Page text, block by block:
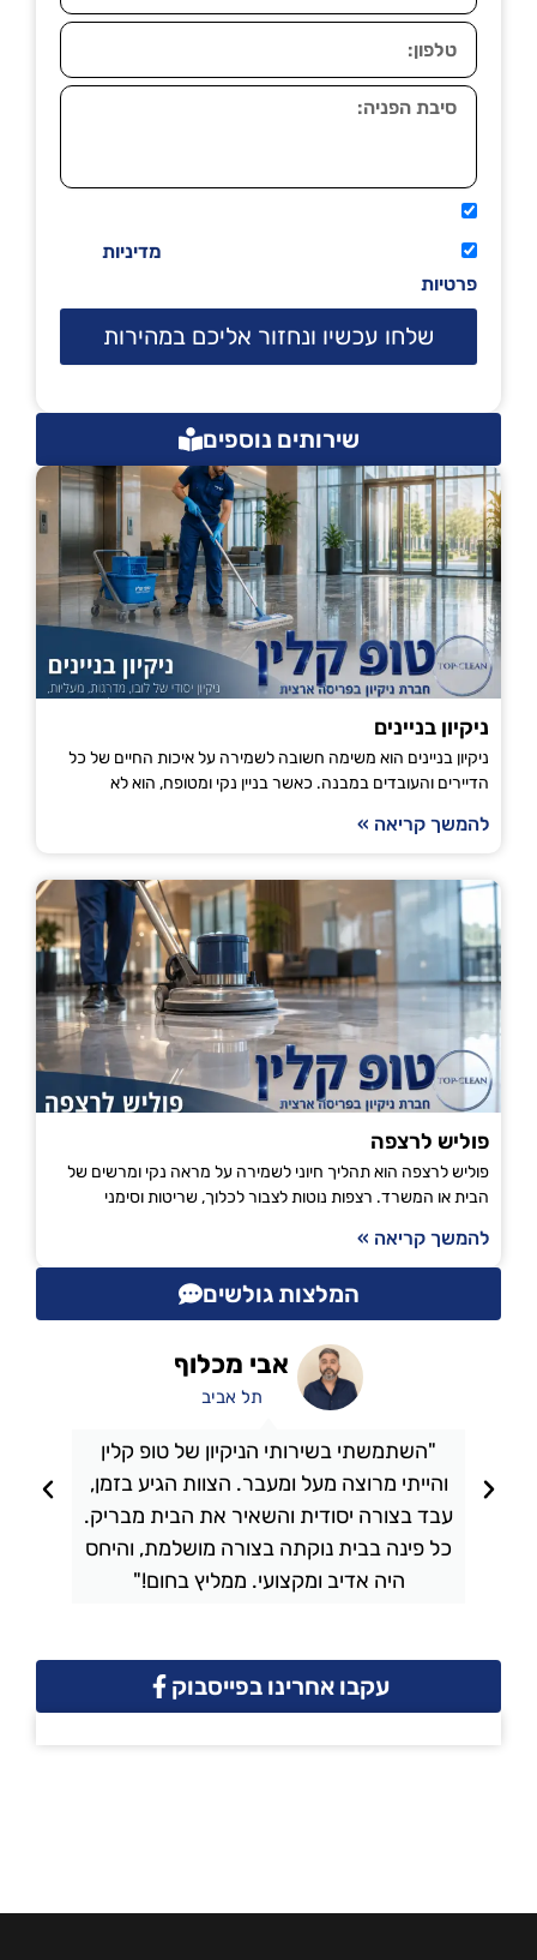
מדיניות
פרטיות
שלחו עכשיו ונחזור אליכם במהירות
שירותים נוספים
ניקיון בניינים
ניקיון בניינים הוא משימה חשובה לשמירה על איכות החיים של כל
הדיירים והעובדים במבנה. כאשר בניין נקי ומטופח, הוא לא
להמשך קריאה »
פוליש לרצפה
פוליש לרצפה הוא תהליך חיוני לשמירה על מראה נקי ומרשים של
הבית או המשרד. רצפות נוטות לצבור לכלוך, שריטות וסימני
להמשך קריאה »
המלצות גולשים
"השתמשתי בשירותי הניקיון של טופ קלין
והייתי מרוצה מעל ומעבר. הצוות הגיע בזמן,
עבד בצורה יסודית והשאיר את הבית מבריק.
כל פינה בבית נוקתה בצורה מושלמת, והיחס
היה אדיב ומקצועי. ממליץ בחום!"
אבי מכלוף
תל אביב
עקבו אחרינו בפייסבוק